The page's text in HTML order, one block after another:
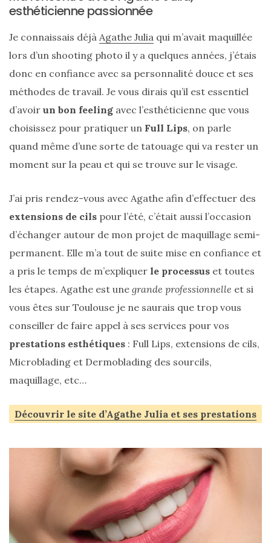
Les
tendances
printemps
été
:
sélection
et
pratique
au
quotidien
09/05/2026
esthéticienne passionnée
Je connaissais déjà Agathe Julia qui m’avait maquillée
lors d’un shooting photo il y a quelques années, j’étais
donc en confiance avec sa personnalité douce et ses
méthodes de travail. Je vous dirais qu’il est essentiel
d’avoir un bon feeling avec l’esthéticienne que vous
choisissez pour pratiquer un Full Lips, on parle
quand même d’une sorte de tatouage qui va rester un
moment sur la peau et qui se trouve sur le visage.
J’ai pris rendez-vous avec Agathe afin d’effectuer des
extensions de cils pour l’été, c’était aussi l’occasion
d’échanger autour de mon projet de maquillage semi-
permanent. Elle m’a tout de suite mise en confiance et
a pris le temps de m’expliquer le processus et toutes
les étapes. Agathe est une grande professionnelle et si
vous êtes sur Toulouse je ne saurais que trop vous
conseiller de faire appel à ses services pour vos
prestations esthétiques : Full Lips, extensions de cils,
Microblading et Dermoblading des sourcils,
maquillage, etc…
Découvrir le site d’Agathe Julia et ses prestations